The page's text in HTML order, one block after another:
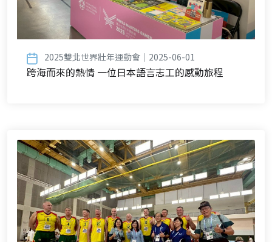
2025雙北世界壯年運動會｜2025-06-01
跨海而來的熱情 一位日本語言志工的感動旅程